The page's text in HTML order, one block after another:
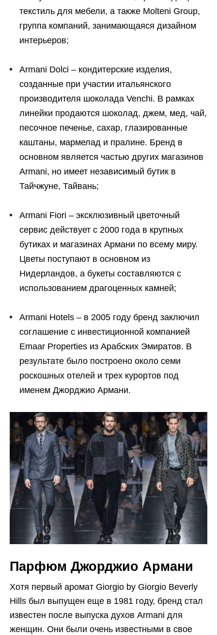
текстиль для мебели, а также Molteni Group,
группа компаний, занимающаяся дизайном
интерьеров;
Armani Dolci – кондитерские изделия,
созданные при участии итальянского
производителя шоколада Venchi. В рамках
линейки продаются шоколад, джем, мед, чай,
песочное печенье, сахар, глазированные
каштаны, мармелад и пралине. Бренд в
основном является частью других магазинов
Armani, но имеет независимый бутик в
Тайчжуне, Тайвань;
Armani Fiori – эксклюзивный цветочный
сервис действует с 2000 года в крупных
бутиках и магазинах Армани по всему миру.
Цветы поступают в основном из
Нидерландов, а букеты составляются с
использованием драгоценных камней;
Armani Hotels – в 2005 году бренд заключил
соглашение с инвестиционной компанией
Emaar Properties из Арабских Эмиратов. В
результате было построено около семи
роскошных отелей и трех курортов под
именем Джорджио Армани.
Парфюм Джорджио Армани
Хотя первый аромат Giorgio by Giorgio Beverly
Hills был выпущен еще в 1981 году, бренд стал
известен после выпуска духов Armani для
женщин. Они были очень известными в свое